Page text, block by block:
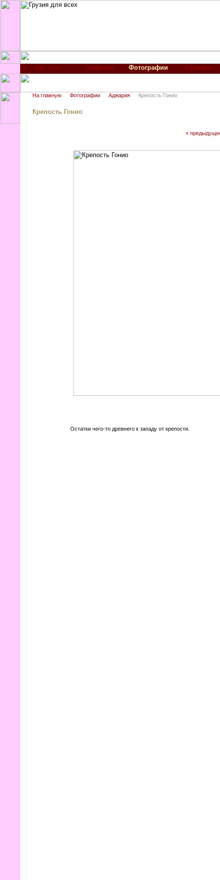
Новости Фотографии О Грузии
На главную Фотографии Аджария Крепость Гонио
Крепость Гонио
«
Остатки чего-то древнего к западу от крепости.